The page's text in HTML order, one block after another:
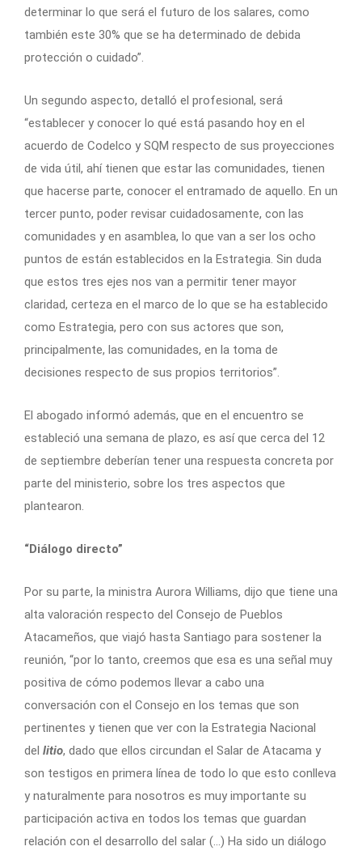
determinar lo que será el futuro de los salares, como
también este 30% que se ha determinado de debida
protección o cuidado”.
Un segundo aspecto, detalló el profesional, será
“establecer y conocer lo qué está pasando hoy en el
acuerdo de Codelco y SQM respecto de sus proyecciones
de vida útil, ahí tienen que estar las comunidades, tienen
que hacerse parte, conocer el entramado de aquello. En un
tercer punto, poder revisar cuidadosamente, con las
comunidades y en asamblea, lo que van a ser los ocho
puntos de están establecidos en la Estrategia. Sin duda
que estos tres ejes nos van a permitir tener mayor
claridad, certeza en el marco de lo que se ha establecido
como Estrategia, pero con sus actores que son,
principalmente, las comunidades, en la toma de
decisiones respecto de sus propios territorios”.
El abogado informó además, que en el encuentro se
estableció una semana de plazo, es así que cerca del 12
de septiembre deberían tener una respuesta concreta por
parte del ministerio, sobre los tres aspectos que
plantearon.
“Diálogo directo”
Por su parte, la ministra Aurora Williams, dijo que tiene una
alta valoración respecto del Consejo de Pueblos
Atacameños, que viajó hasta Santiago para sostener la
reunión, “por lo tanto, creemos que esa es una señal muy
positiva de cómo podemos llevar a cabo una
conversación con el Consejo en los temas que son
pertinentes y tienen que ver con la Estrategia Nacional
del litio, dado que ellos circundan el Salar de Atacama y
son testigos en primera línea de todo lo que esto conlleva
y naturalmente para nosotros es muy importante su
participación activa en todos los temas que guardan
relación con el desarrollo del salar (…) Ha sido un diálogo